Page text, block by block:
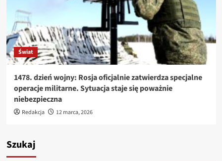
Świat
1478. dzień wojny: Rosja oficjalnie zatwierdza specjalne
operacje militarne. Sytuacja staje się poważnie
niebezpieczna
Redakcja 12 marca, 2026
Szukaj